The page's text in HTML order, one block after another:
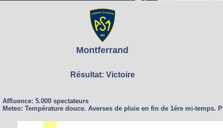
Montferrand
Résultat: Victoire
Affluence: 5.000 spectateurs
Meteo: Température douce. Averses de pluie en fin de 1ére mi-temps.